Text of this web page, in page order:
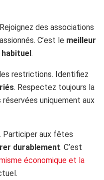
des associations
C’est le meilleur
.
restrictions. Identifiez
. Respectez toujours la
uniquement aux
Participer aux fêtes
durablement. C’est
économique et la